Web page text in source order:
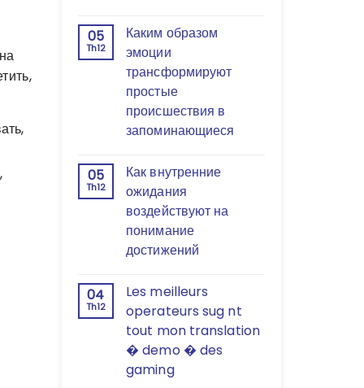
05
Th12
Каким образом
эмоции
трансформируют
простые
происшествия в
запоминающиеся
05
Th12
Как внутренние
ожидания
воздействуют на
понимание
достижений
04
Th12
Les meilleurs
operateurs sug nt
tout mon translation
� demo � des
gaming